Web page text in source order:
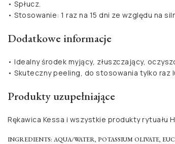
• Spłucz.
• Stosowanie: 1 raz na 15 dni ze względu na
Dodatkowe informacje
• Idealny środek myjący, złuszczający,
• Skuteczny peeling, do stosowania tylko raz
Produkty uzupełniające
Rękawica Kessa i wszystkie produkty rytuału
INGREDIENTS: AQUA/WATER, POTASSIUM OLIVATE,